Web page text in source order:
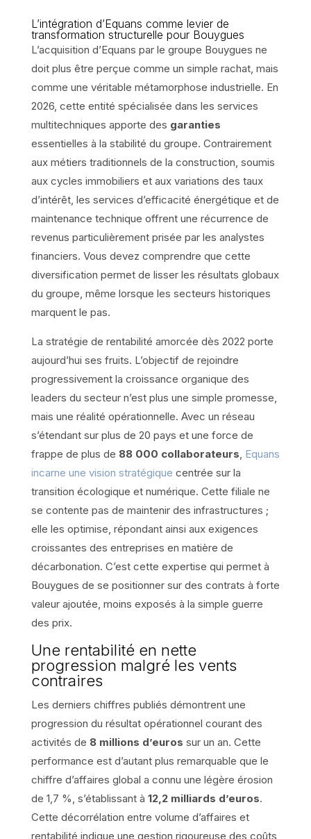
L’intégration d’Equans comme levier de
transformation structurelle pour Bouygues
L’acquisition d’Equans par le groupe Bouygues ne
doit plus être perçue comme un simple rachat, mais
comme une véritable métamorphose industrielle. En
2026, cette entité spécialisée dans les services
multitechniques apporte des garanties
essentielles à la stabilité du groupe. Contrairement
aux métiers traditionnels de la construction, soumis
aux cycles immobiliers et aux variations des taux
d’intérêt, les services d’efficacité énergétique et de
maintenance technique offrent une récurrence de
revenus particulièrement prisée par les analystes
financiers. Vous devez comprendre que cette
diversification permet de lisser les résultats globaux
du groupe, même lorsque les secteurs historiques
marquent le pas.
La stratégie de rentabilité amorcée dès 2022 porte
aujourd’hui ses fruits. L’objectif de rejoindre
progressivement la croissance organique des
leaders du secteur n’est plus une simple promesse,
mais une réalité opérationnelle. Avec un réseau
s’étendant sur plus de 20 pays et une force de
frappe de plus de 88 000 collaborateurs Equans
incarne une vision stratégique centrée sur la
transition écologique et numérique. Cette filiale ne
se contente pas de maintenir des infrastructures ;
elle les optimise, répondant ainsi aux exigences
croissantes des entreprises en matière de
décarbonation. C’est cette expertise qui permet à
Bouygues de se positionner sur des contrats à forte
valeur ajoutée, moins exposés à la simple guerre
des prix.
Une rentabilité en nette
progression malgré les vents
contraires
Les derniers chiffres publiés démontrent une
progression du résultat opérationnel courant des
activités de 8 millions d’euros sur un an. Cette
performance est d’autant plus remarquable que le
chiffre d’affaires global a connu une légère érosion
de 1,7 %, s’établissant à 12,2 milliards d’euros.
Cette décorrélation entre volume d’affaires et
rentabilité indique une gestion rigoureuse des coûts